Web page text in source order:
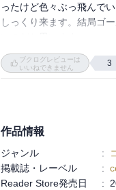
満足と言えば、WEBには
主役カップルはプロポー
何にせよ、最後に更なる
ったけど色々ぶっ飛んで
しっくり来ます。結局ゴ
それにしても、樺倉さん
ブクログレビューは
いいねできません
3
作品情報
ジャンル :
掲載誌・レーベル
:
Reader Store発売日
: